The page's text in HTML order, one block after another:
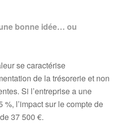
bonne idée… ou
se caractérise
de la trésorerie et non
Si l’entreprise a une
l’impact sur le compte de
37 500 €.